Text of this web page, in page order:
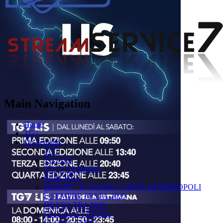
Main Navigation
Home
TG7
On demand
TG7
TG7 LIS
TG7 TARANTO
PERCHÉ ?
PREMIO "IL GOZZO" CITTÀ DI MONOPOLI
È SEMPRE FESTA 2025
DETTO TRA NOI
FACCIA A FACCIA